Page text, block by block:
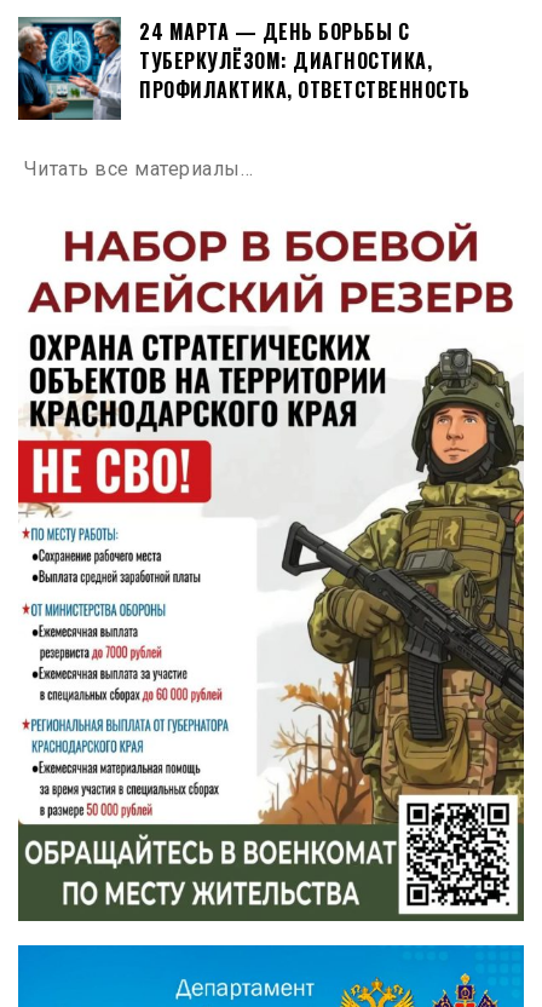
24 МАРТА — ДЕНЬ БОРЬБЫ С
ТУБЕРКУЛЁЗОМ: ДИАГНОСТИКА,
ПРОФИЛАКТИКА, ОТВЕТСТВЕННОСТЬ
Читать все материалы…